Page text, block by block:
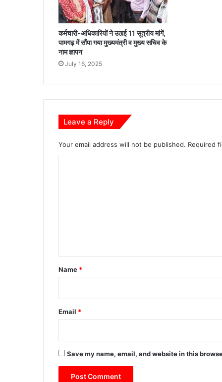
दी
कें
द्र
कर्मचारी-अधिकारियों ने उठाई 11 सूत्रीय मांगें,
पामगढ़ में सौंपा गया मुख्यमंत्री व मुख्य सचिव के
नाम ज्ञापन
July 16, 2025
Leave a Reply
Your email address will not be published. Required
*
Name *
Email *
Save my name, email, and website in this